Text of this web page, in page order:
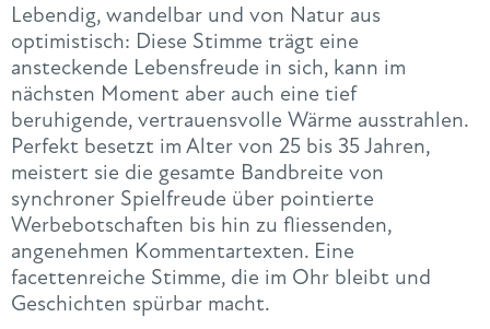
Lebendig, wandelbar und von Natur aus
optimistisch: Diese Stimme trägt eine
ansteckende Lebensfreude in sich, kann im
nächsten Moment aber auch eine tief
beruhigende, vertrauensvolle Wärme ausstrahlen.
Perfekt besetzt im Alter von 25 bis 35 Jahren,
meistert sie die gesamte Bandbreite von
synchroner Spielfreude über pointierte
Werbebotschaften bis hin zu fliessenden,
angenehmen Kommentartexten. Eine
facettenreiche Stimme, die im Ohr bleibt und
Geschichten spürbar macht.